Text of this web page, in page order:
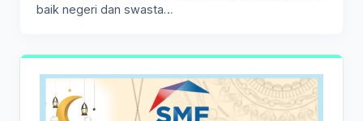
baik negeri dan swasta…